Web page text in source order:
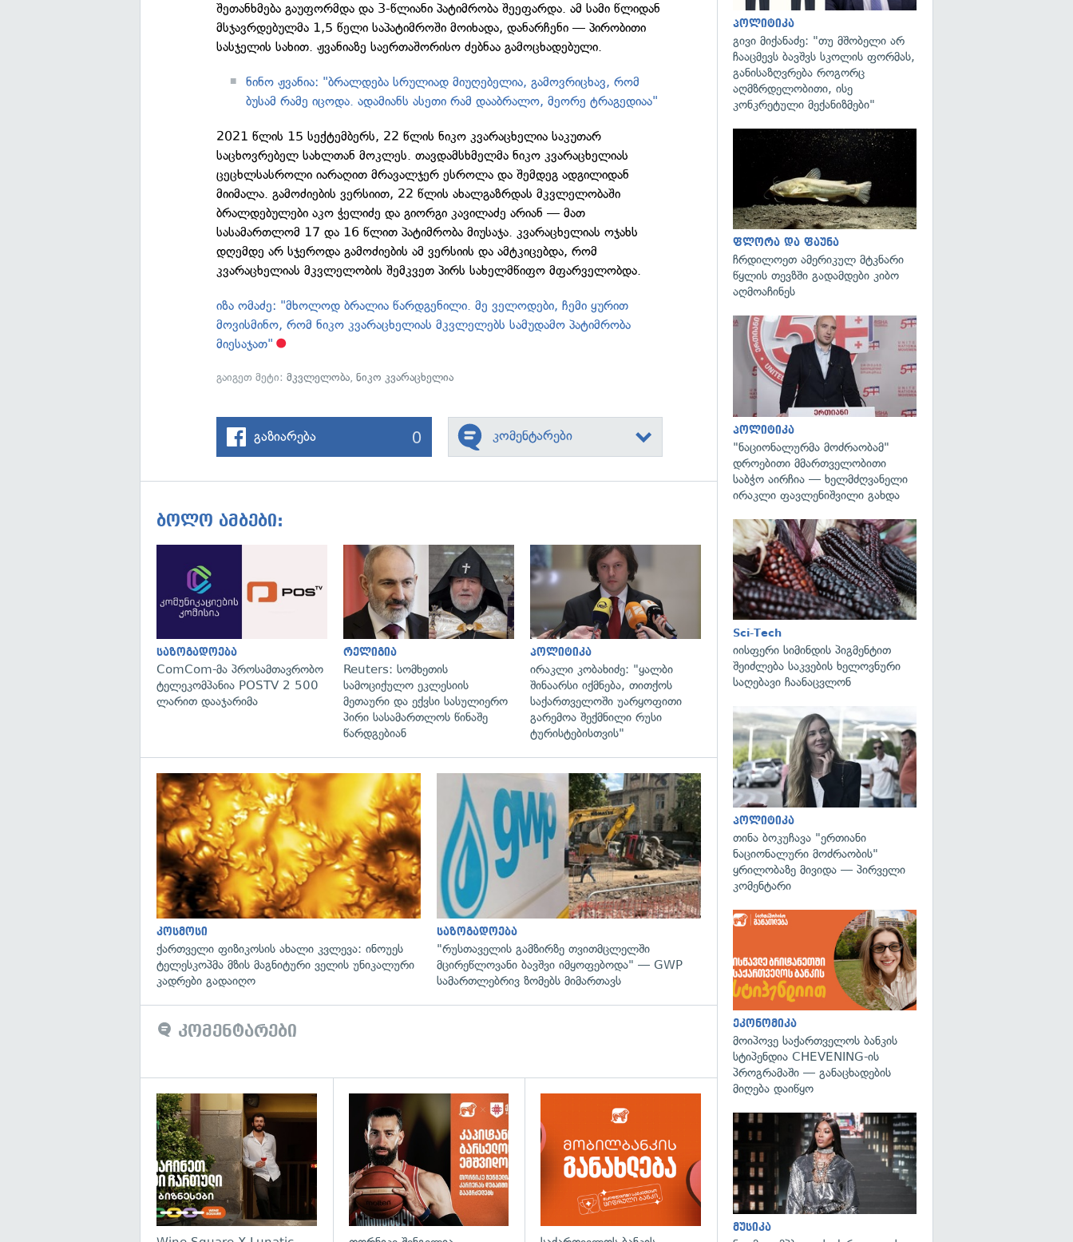
შეთანხმება გაუფორმდა და 3-წლიანი პატიმრობა შეეფარდა. ამ სამი წლიდან
მსჯავრდებულმა 1,5 წელი საპატიმროში მოიხადა, დანარჩენი — პირობითი
სასჯელის სახით. ჟვანიაზე საერთაშორისო ძებნაა გამოცხადებული.
ნინო ჟვანია: "ბრალდება სრულიად მიუღებელია, გამოვრიცხავ, რომ
ბუსამ რამე იცოდა. ადამიანს ასეთი რამ დააბრალო, მეორე ტრაგედიაა"
2021 წლის 15 სექტემბერს, 22 წლის ნიკო კვარაცხელია საკუთარ
საცხოვრებელ სახლთან მოკლეს. თავდამსხმელმა ნიკო კვარაცხელიას
ცეცხლსასროლი იარაღით მრავალჯერ ესროლა და შემდეგ ადგილიდან
მიიმალა. გამოძიების ვერსიით, 22 წლის ახალგაზრდას მკვლელობაში
ბრალდებულები აკო ჭელიძე და გიორგი კავილაძე არიან — მათ
სასამართლომ 17 და 16 წლით პატიმრობა მიუსაჯა. კვარაცხელიას ოჯახს
დღემდე არ სჯეროდა გამოძიების ამ ვერსიის და ამტკიცებდა, რომ
კვარაცხელიას მკვლელობის შემკვეთ პირს სახელმწიფო მფარველობდა.
იზა ომაძე: "მხოლოდ ბრალია წარდგენილი. მე ველოდები, ჩემი ყურით
მოვისმინო, რომ ნიკო კვარაცხელიას მკვლელებს სამუდამო პატიმრობა
მიესაჯათ"
გაიგეთ მეტი:მკვლელობა,ნიკო კვარაცხელია
გაზიარება 0 კომენტარები
ბოლო ამბები:
გადახედვა
საზოგადოება
ComCom-მა პროსამთავრობო
ტელეკომპანია POSTV 2 500
ლარით დააჯარიმა
რელიგია
Reuters: სომხეთის
სამოციქულო ეკლესიის
მეთაური და ექვსი სასულიერო
პირი სასამართლოს წინაშე
წარდგებიან
გადახედვა
პოლიტიკა
ირაკლი კობახიძე: "ყალბი
შინაარსი იქმნება, თითქოს
საქართველოში უარყოფითი
გარემოა შექმნილი რუსი
ტურისტებისთვის"
გადახედვა
კოსმოსი
ქართველი ფიზიკოსის ახალი კვლევა: ინოუეს
ტელესკოპმა მზის მაგნიტური ველის უნიკალური
კადრები გადაიღო
გადახედვა
საზოგადოება
"რუსთაველის გამზირზე თვითმცლელში
მცირეწლოვანი ბავშვი იმყოფებოდა" — GWP
სამართლებრივ ზომებს მიმართავს
კომენტარები
პოლიტიკა
გივი მიქანაძე: "თუ მშობელი არ
ჩააცმევს ბავშვს სკოლის ფორმას,
განისაზღვრება როგორც
აღმზრდელობითი, ისე
კონკრეტული მექანიზმები"
ფლორა და ფაუნა
ჩრდილოეთ ამერიკულ მტკნარი
წყლის თევზში გადამდები კიბო
აღმოაჩინეს
პოლიტიკა
"ნაციონალურმა მოძრაობამ"
დროებითი მმართველობითი
საბჭო აირჩია — ხელმძღვანელი
ირაკლი ფავლენიშვილი გახდა
Sci-Tech
იისფერი სიმინდის პიგმენტით
შეიძლება საკვების ხელოვნური
საღებავი ჩაანაცვლონ
პოლიტიკა
თინა ბოკუჩავა "ერთიანი
ნაციონალური მოძრაობის"
ყრილობაზე მივიდა — პირველი
კომენტარი
ეკონომიკა
მოიპოვე საქართველოს ბანკის
სტიპენდია CHEVENING-ის
პროგრამაში — განაცხადების
მიღება დაიწყო
მუსიკა